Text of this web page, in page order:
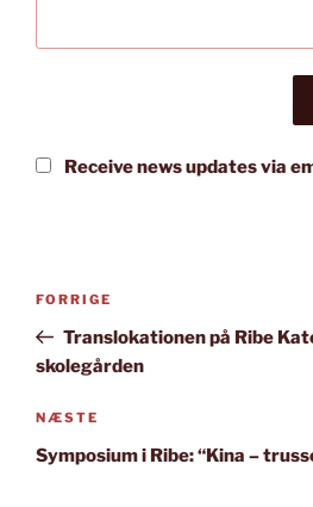
Receive news updates via
Indlægsnavigation
Forrige
indlæg
FORRIGE
Translokationen på Ribe
skolegården
Næste
indlæg
NÆSTE
Symposium i Ribe: “Kina –